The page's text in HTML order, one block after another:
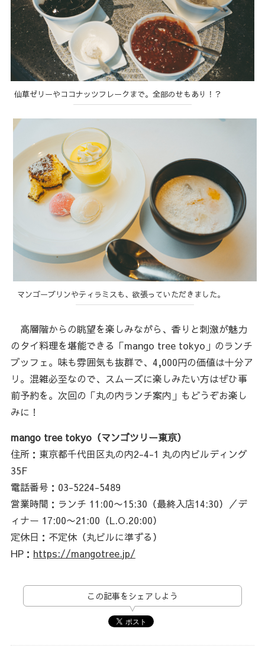
仙草ゼリーやココナッツフレークまで。全部のせもあり！？
マンゴープリンやティラミスも、欲張っていただきました。
高層階からの眺望を楽しみながら、香りと刺激が魅力
のタイ料理を堪能できる「mango tree tokyo」のランチ
ブッフェ。味も雰囲気も抜群で、4,000円の価値は十分ア
リ。混雑必至なので、スムーズに楽しみたい方はぜひ事
前予約を。次回の「丸の内ランチ案内」もどうぞお楽し
みに！
mango tree tokyo（マンゴツリー東京）
住所：東京都千代田区丸の内2-4-1 丸の内ビルディング
35F
電話番号：03-5224-5489
営業時間：ランチ 11:00〜15:30（最終入店14:30）／デ
ィナー 17:00〜21:00（L.O.20:00）
定休日：不定休（丸ビルに準ずる）
HP： https://mangotree.jp/
この記事をシェアしよう